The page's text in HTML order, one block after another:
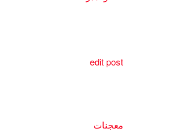
edit post
معجنات